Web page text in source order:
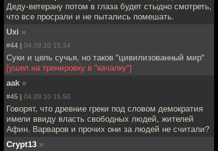
Деду-ветерану потом в глаза будет стыдно смотреть,
что все просрали и не пытались помешать.
Uxi »
#44 | 04.09.10 15:34
Суки и цель сучья, но таков "цивилизованный мир"
[ушел на тренировку в "качалку"]
aak »
#45 | 04.09.10 15:50
Говорят, что древние греки под словом демократия
имели ввиду власть свободных людей, жителей
Афин. Варваров и прочих они за людей не считали?
Crypt13 »